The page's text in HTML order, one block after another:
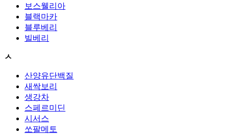
보스웰리아
블랙마카
블루베리
빌베리
ㅅ
산양유단백질
새싹보리
생강차
스페르미딘
시서스
쏘팔메토